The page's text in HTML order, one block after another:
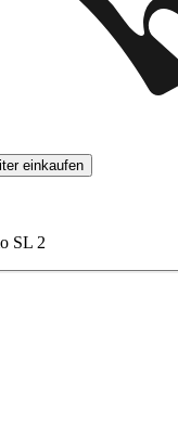
einkaufen
SL 2